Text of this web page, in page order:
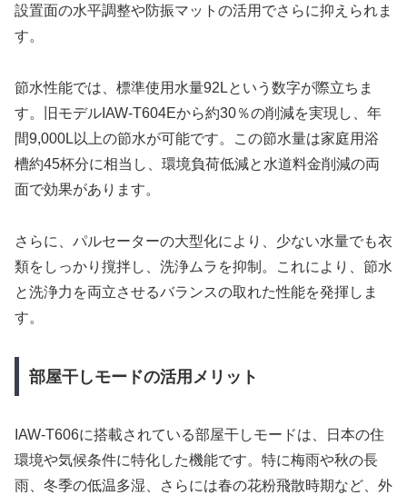
設置面の水平調整や防振マットの活用でさらに抑えられま
す。
節水性能では、標準使用水量92Lという数字が際立ちま
す。旧モデルIAW-T604Eから約30％の削減を実現し、年
間9,000L以上の節水が可能です。この節水量は家庭用浴
槽約45杯分に相当し、環境負荷低減と水道料金削減の両
面で効果があります。
さらに、パルセーターの大型化により、少ない水量でも衣
類をしっかり撹拌し、洗浄ムラを抑制。これにより、節水
と洗浄力を両立させるバランスの取れた性能を発揮しま
す。
部屋干しモードの活用メリット
IAW-T606に搭載されている部屋干しモードは、日本の住
環境や気候条件に特化した機能です。特に梅雨や秋の長
雨、冬季の低温多湿、さらには春の花粉飛散時期など、外